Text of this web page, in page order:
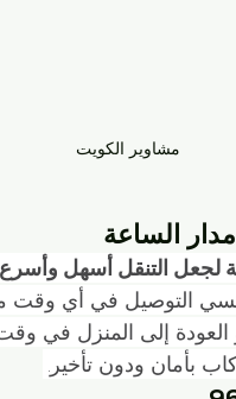
مشاوير الكويت
الساعة
لجعل التنقل أسهل
التوصيل في أي وقت
إلى المنزل في
بأمان ودون تأخير.